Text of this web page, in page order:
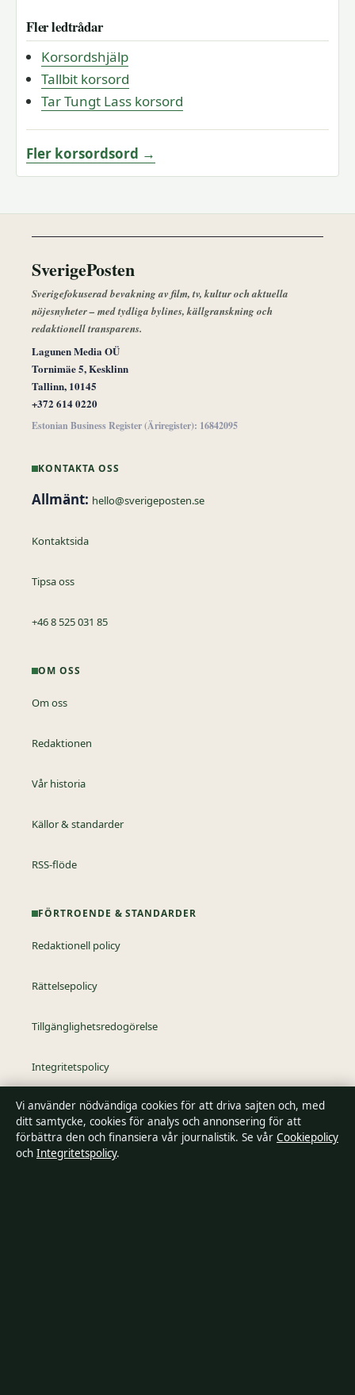
Fler ledtrådar
Korsordshjälp
Tallbit korsord
Tar Tungt Lass korsord
Fler korsordsord →
SverigePosten
Sverigefokuserad bevakning av film, tv, kultur och aktuella
nöjesnyheter – med tydliga bylines, källgranskning och
redaktionell transparens.
Lagunen Media OÜ
Tornimäe 5, Kesklinn
Tallinn, 10145
+372 614 0220
Estonian Business Register (Äriregister): 16842095
KONTAKTA OSS
Allmänt: hello@sverigeposten.se
Kontaktsida
Tipsa oss
+46 8 525 031 85
OM OSS
Om oss
Redaktionen
Vår historia
Källor & standarder
RSS-flöde
FÖRTROENDE & STANDARDER
Redaktionell policy
Rättelsepolicy
Tillgänglighetsredogörelse
Integritetspolicy
Kändisar & integritet
Vi använder nödvändiga cookies för att driva sajten och, med
ditt samtycke, cookies för analys och annonsering för att
förbättra den och finansiera vår journalistik. Se vår Cookiepolicy
och Integritetspolicy.